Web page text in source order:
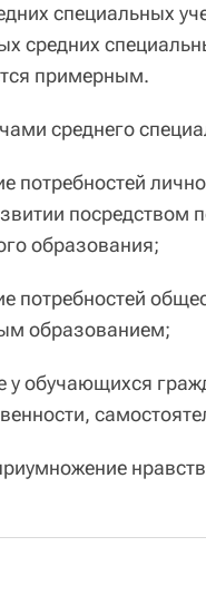
специальных
средних
примерным.
среднего
потребностей
посредством
образования;
потребностей
образованием;
у обучающихся